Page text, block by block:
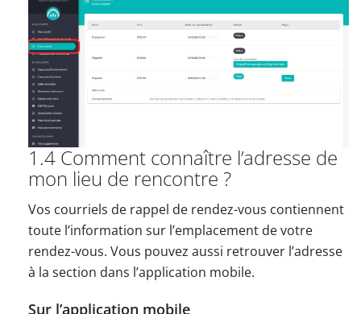
1.4 Comment connaître l’adresse de
mon lieu de rencontre ?
Vos courriels de rappel de rendez-vous contiennent
toute l’information sur l’emplacement de votre
rendez-vous. Vous pouvez aussi retrouver l’adresse
à la section dans l’application mobile.
Sur l’application mobile